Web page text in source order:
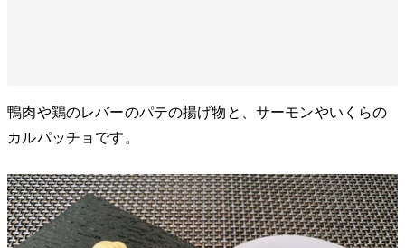
鴨肉や鶏のレバーのパテの揚げ物と、サーモンやいくらの
カルパッチョです。